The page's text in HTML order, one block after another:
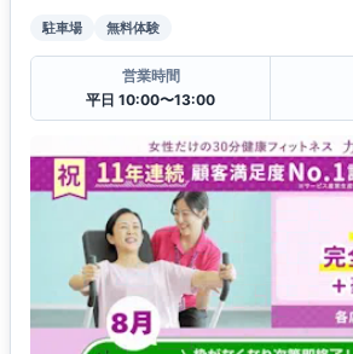
駐車場 無料体験
営業時間
平日 10:00〜13:00